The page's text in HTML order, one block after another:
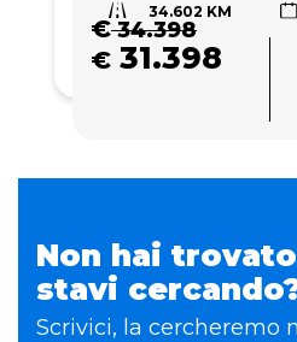
34.602 KM
€34.398
€ 31.398
Non hai
stavi
Scrivici, la cercheremo